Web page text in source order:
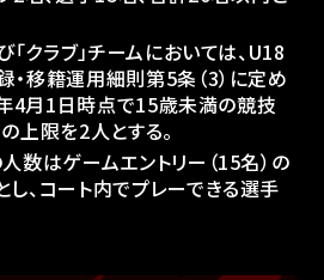
「クラブ」チームにおいては、U18
・移籍運用細則第5条（3）に定め
4月1日時点で15歳未満の競技
上限を2人とする。
数はゲームエントリー（15名）の
、コート内でプレーできる選手